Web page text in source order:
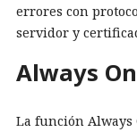
errores con
servidor y
Always
La función Always